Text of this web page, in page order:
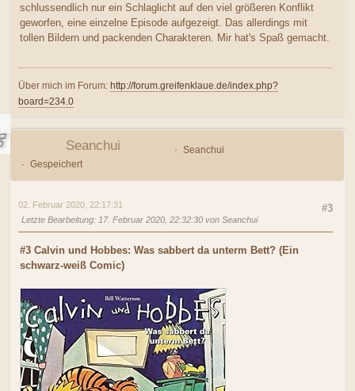
schlussendlich nur ein Schlaglicht auf den viel größeren Konflikt
geworfen, eine einzelne Episode aufgezeigt. Das allerdings mit
tollen Bildern und packenden Charakteren. Mir hat's Spaß gemacht.
Über mich im Forum: http://forum.greifenklaue.de/index.php?
board=234.0
Seanchui
Seanchui
Gespeichert
#3
02. Februar 2020, 22:17:31
Letzte Bearbeitung: 17. Februar 2020, 22:32:30 von Seanchui
#3 Calvin und Hobbes: Was sabbert da unterm Bett? (Ein
schwarz-weiß Comic)